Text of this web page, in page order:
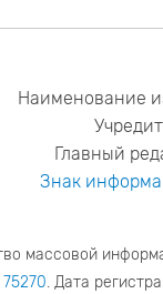
Наименование
Главный
Знак
массовой
. Дата